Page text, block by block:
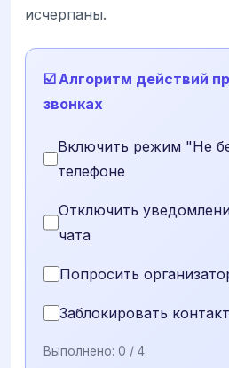
исчерпаны.
☑️ Алгоритм действий
звонках
Включить режим "Не
телефоне
Отключить
чата
Попросить
Заблокировать
Выполнено: 0 / 4